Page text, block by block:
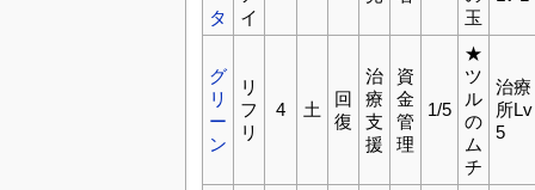
タ
イ
玉
グ
リ
ー
ン
リ
フ
リ
4 土
回
復
治
療
支
援
資
金
管
理
1/5
★
ツ
ル
の
ム
チ
治療
所Lv
5